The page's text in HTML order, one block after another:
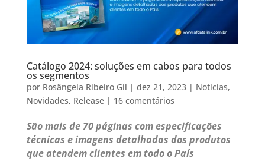
Catálogo 2024: soluções em cabos para todos
os segmentos
por Rosângela Ribeiro Gil | dez 21, 2023| Notícias,
Novidades, Release| 16 comentários
São mais de 70 páginas com especificações
técnicas e imagens detalhadas dos produtos
que atendem clientes em todo o País